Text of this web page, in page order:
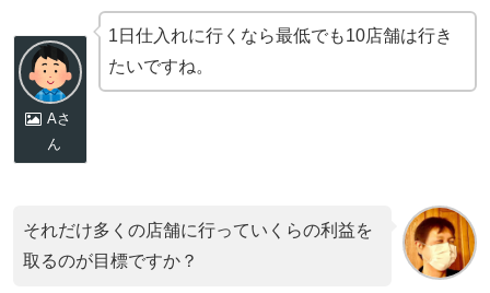
Aさ
ん
1日仕入れに行くなら最低でも10店舗は行き
たいですね。
それだけ多くの店舗に行っていくらの利益を
取るのが目標ですか？